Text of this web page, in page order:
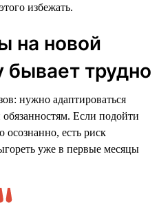
избежать.
на новой
бывает трудно
нужно адаптироваться
Если подойти
осознанно, есть риск
уже в первые месяцы